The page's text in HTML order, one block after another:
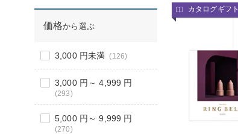
価格から選ぶ
3,000 円未満 (126)
3,000 円～ 4,999 円
(293)
5,000 円～ 9,999 円
(270)
カタログギフト